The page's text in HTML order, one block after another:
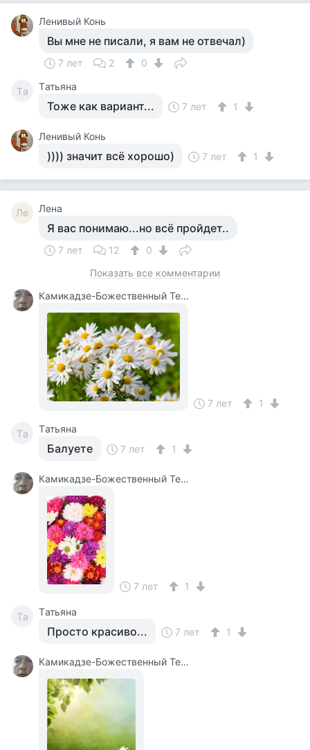
Ленивый Конь
Вы мне не писали, я вам не отвечал)
7 лет 2 0
Tа Tатьяна
Тоже как вариант... 7 лет 1
Ленивый Конь
)))) значит всё хорошо) 7 лет 1
Ле Лена
Я вас понимаю...но всё пройдет..
7 лет 12
0
Показать все комментарии
Камикадзе-Божественный Теплый Ветерок
7 лет 1
Tа Tатьяна
Балуете 7 лет 1
Камикадзе-Божественный Теплый Ветерок
7 лет 1
Tа Tатьяна
Просто красиво... 7 лет 1
Камикадзе-Божественный Теплый Ветерок